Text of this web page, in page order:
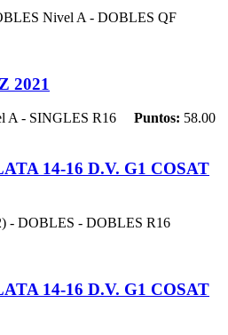
Nivel A - DOBLES QF
2021
A - SINGLES R16 Puntos: 58.00
14-16 D.V. G1 COSAT
- DOBLES - DOBLES R16
14-16 D.V. G1 COSAT